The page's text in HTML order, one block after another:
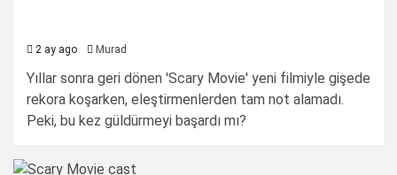
2 ay ago Murad
Yıllar sonra geri dönen 'Scary Movie' yeni filmiyle gişede
rekora koşarken, eleştirmenlerden tam not alamadı.
Peki, bu kez güldürmeyi başardı mı?